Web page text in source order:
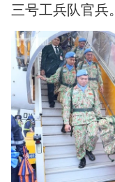
三号工兵队官兵。